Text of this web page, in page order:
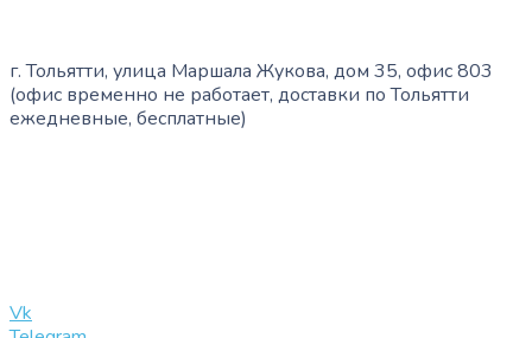
г. Тольятти, улица Маршала Жукова, дом 35, офис 803
(офис временно не работает, доставки по Тольятти
ежедневные, бесплатные)
Vk